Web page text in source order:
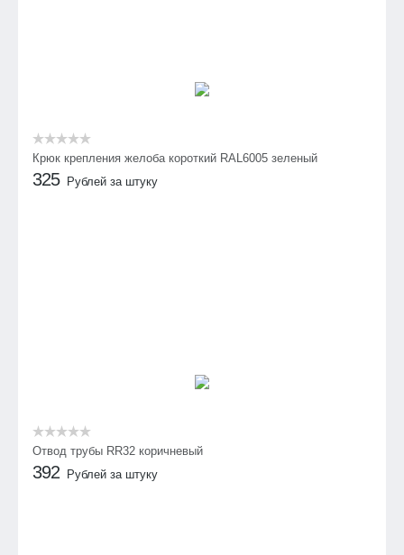
Крюк крепления желоба короткий RAL6005 зеленый
325 Рублей за штуку
Отвод трубы RR32 коричневый
392 Рублей за штуку